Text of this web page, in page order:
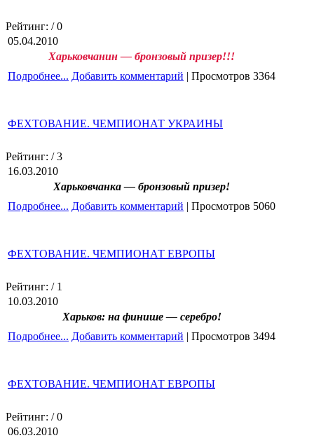
Рейтинг: / 0
05.04.2010
Харьковчанин — бронзовый призер!!!
Подробнее... Добавить комментарий | Просмотров 3364
ФЕХТОВАНИЕ. ЧЕМПИОНАТ УКРАИНЫ
Рейтинг: / 3
16.03.2010
Харьковчанка — бронзовый призер!
Подробнее... Добавить комментарий | Просмотров 5060
ФЕХТОВАНИЕ. ЧЕМПИОНАТ ЕВРОПЫ
Рейтинг: / 1
10.03.2010
Харьков: на финише — серебро!
Подробнее... Добавить комментарий | Просмотров 3494
ФЕХТОВАНИЕ. ЧЕМПИОНАТ ЕВРОПЫ
Рейтинг: / 0
06.03.2010